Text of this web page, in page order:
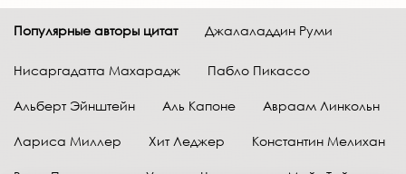
Популярные авторы цитат Джалаладдин Руми
Нисаргадатта Махарадж Пабло Пикассо
Альберт Эйнштейн Аль Капоне Авраам Линкольн
Лариса Миллер Хит Леджер Константин Мелихан